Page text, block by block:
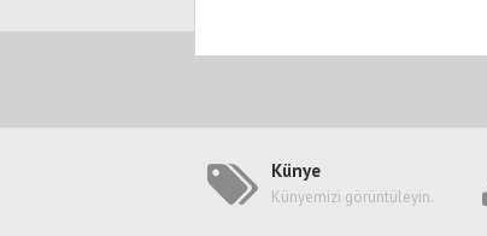
Künye
Künyemizi görüntüleyin.